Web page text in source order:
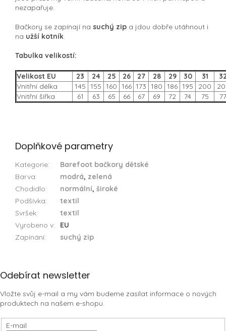
nezapařuje.
Bačkory se zapínají na suchý zip a jdou dobře utáhnout i
na užší kotník.
Tabulka velikostí:
Velikost EU 23 24 25 26 27 28 29 30 31
Vnitřní délka
145 155 160 166 173 180 186 195 200
Vnitřní šířka
61 63 65 66 67 69 72 74 75 77
Doplňkové parametry
Kategorie:
Barefoot bačkory dětské
Barva: modrá, zelená
Chodidlo: normální, široké
Podšívka:
textil
Svršek:
textil
Vyrobeno v:
EU
Zapínání: suchý zip
Z
p
a
t
Odebírat newsletter
Vložte svůj e-mail a my vám budeme zasílat informace o nových
produktech na našem e-shopu.
E-mail